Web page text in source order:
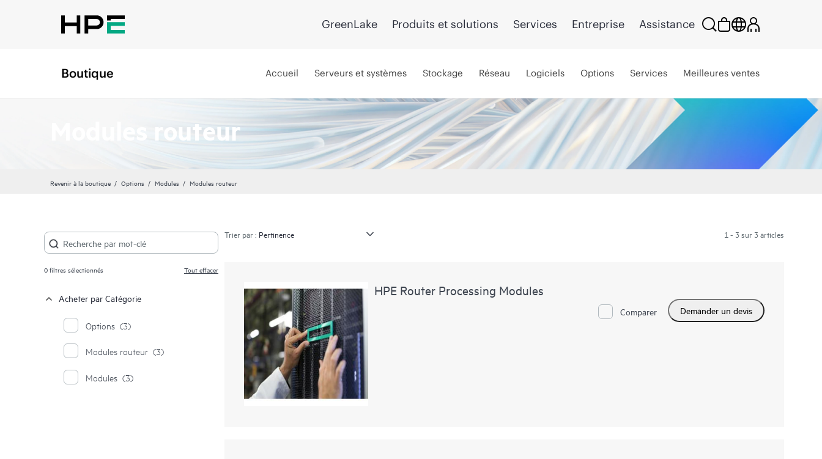
GreenLake Produits et solutions Services Entreprise Assistance
Boutique Accueil Serveurs et systèmes Stockage Réseau Logiciels Options Services Meilleures ventes
Modules routeur
Revenir à la boutique Options Modules Modules routeur
0filtres sélectionnés Tout effacer
Acheter par Catégorie
Options (3)
Modules routeur (3)
Modules (3)
Trier par : 1 - 3 sur 3 articles
HPE Router Processing Modules
Comparer Demander un devis